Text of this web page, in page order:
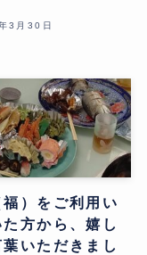
3月30日
福）をご利用い
方から、嬉し
いただきまし